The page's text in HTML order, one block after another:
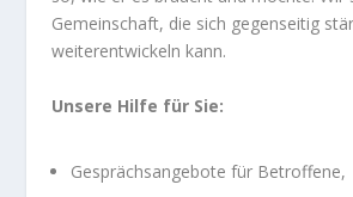
Gemeinschaft, die sich gegenseitig
weiterentwickeln kann.
Unsere Hilfe für Sie:
Gesprächsangebote für Betroffene,